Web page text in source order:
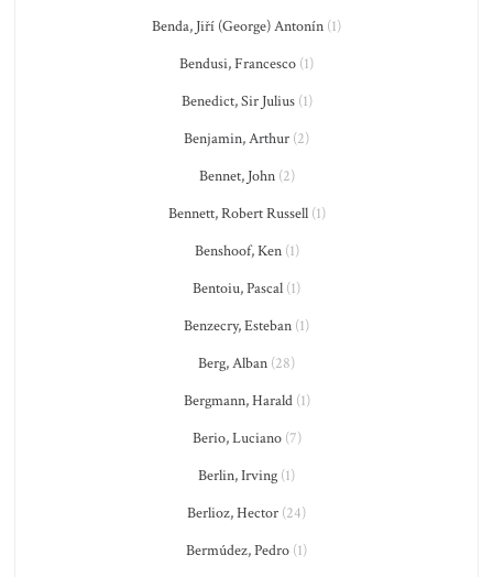
Benda, Jiří (George) Antonín (1)
Bendusi, Francesco (1)
Benedict, Sir Julius(1)
Benjamin, Arthur (2)
Bennet, John(2)
Bennett, Robert Russell(1)
Benshoof, Ken(1)
Bentoiu, Pascal (1)
Benzecry, Esteban (1)
Berg, Alban (28)
Bergmann, Harald(1)
Berio, Luciano(7)
Berlin, Irving (1)
Berlioz, Hector (24)
Bermúdez, Pedro (1)